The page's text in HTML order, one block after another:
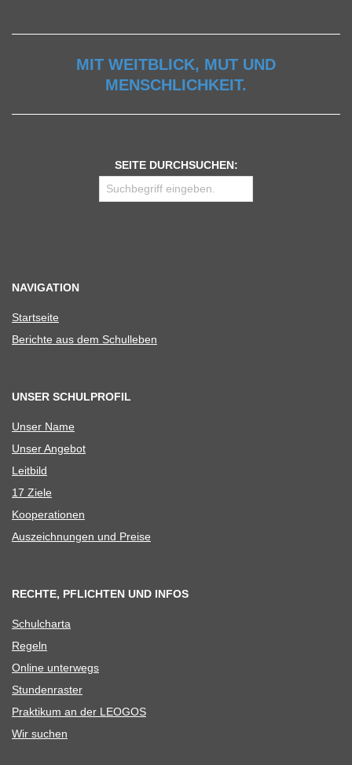
MIT WEITBLICK, MUT UND
MENSCHLICHKEIT.
SEITE DURCHSUCHEN:
NAVIGATION
Start­seite
Berichte aus dem Schulleben
UNSER SCHULPROFIL
Unser Name
Unser Ange­bot
Leit­bild
17 Ziele
Koope­ra­tio­nen
Aus­zeich­nun­gen und Preise
RECHTE, PFLICHTEN UND INFOS
Schul­charta
Regeln
Online unter­wegs
Stun­den­ras­ter
Prak­ti­kum an der LEOGOS
Wir suchen